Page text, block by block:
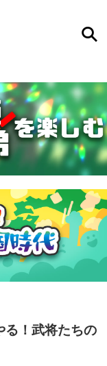
どを入力して
示するよ（嘘
る！武将たちの